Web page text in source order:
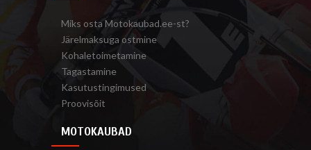
Miks osta Motokaubad.ee-st?
Järelmaksuga ostmine
Kohaletoimetamine
Tagastamine
Kasutustingimused
Proovisõit
MOTOKAUBAD